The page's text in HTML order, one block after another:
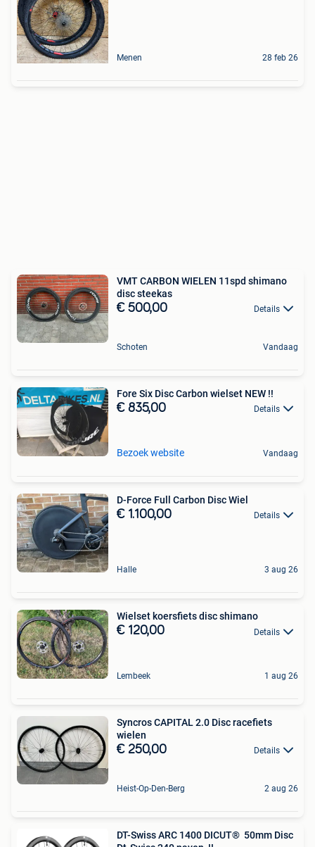
Menen 28 feb 26
VMT CARBON WIELEN 11spd shimano
disc steekas
€ 500,00 Details
Schoten Vandaag
Fore Six Disc Carbon wielset NEW !!
€ 835,00 Details
Bezoek website Vandaag
D-Force Full Carbon Disc Wiel
€ 1.100,00 Details
Halle 3 aug 26
Wielset koersfiets disc shimano
€ 120,00 Details
Lembeek 1 aug 26
Syncros CAPITAL 2.0 Disc racefiets
wielen
€ 250,00 Details
Heist-Op-Den-Berg 2 aug 26
DT-Swiss ARC 1400 DICUT® 50mm Disc